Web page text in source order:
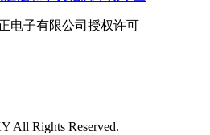
电子有限公司授权许可
All Rights Reserved.